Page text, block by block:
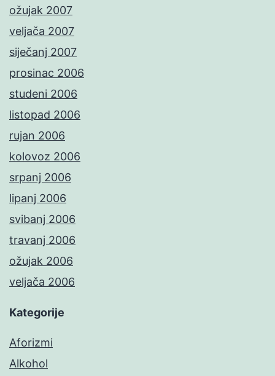
ožujak 2007
veljača 2007
siječanj 2007
prosinac 2006
studeni 2006
listopad 2006
rujan 2006
kolovoz 2006
srpanj 2006
lipanj 2006
svibanj 2006
travanj 2006
ožujak 2006
veljača 2006
Kategorije
Aforizmi
Alkohol